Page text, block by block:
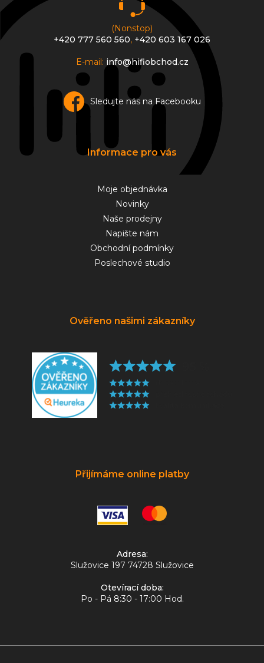
(Nonstop)
+420 777 560 560, +420 603 167 026
E-mail: info@hifiobchod.cz
Sledujte nás na Facebooku
Informace pro vás
Moje objednávka
Novinky
Naše prodejny
Napište nám
Obchodní podmínky
Poslechové studio
Ověřeno našimi zákazníky
Přijímáme online platby
Adresa:
Služovice 197 74728 Služovice
Otevírací doba:
Po - Pá 8:30 - 17:00 Hod.